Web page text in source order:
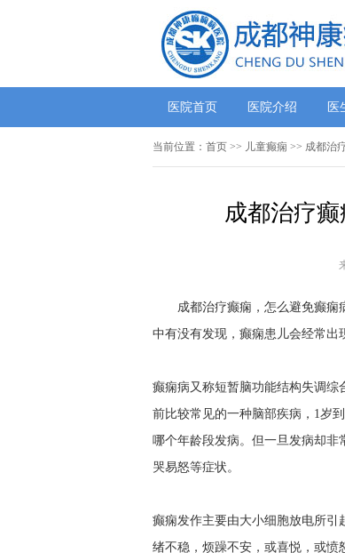
医院首页 医院介绍 医
当前位置： 首页 >> 儿童癫痫 >> 成都治
成都治疗
成都治疗癫痫，怎么避免癫痫病
中有没有发现，癫痫患儿会经常出
癫痫病又称短暂脑功能结构失调综
前比较常见的一种脑部疾病，1岁
哪个年龄段发病。但一旦发病却非
哭易怒等症状。
癫痫发作主要由大小细胞放电所
绪不稳，烦躁不安，或喜悦，或愤